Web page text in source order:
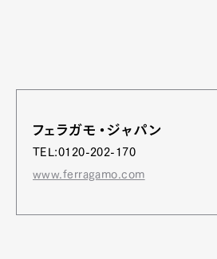
フェラガモ・ジャパン
TEL:0120-202-170
www.ferragamo.com